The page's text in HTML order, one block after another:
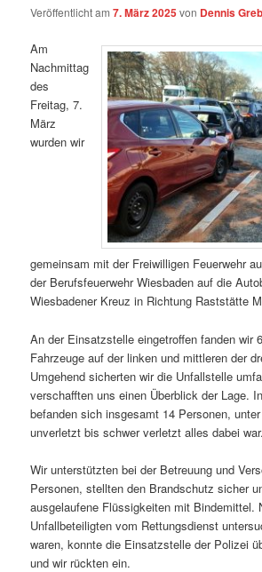
Veröffentlicht am7. März 2025von Dennis
Am
Nachmittag
des
Freitag, 7.
März
wurden wir
gemeinsam mit der Freiwilligen Feuerwehr
der Berufsfeuerwehr Wiesbaden auf die
Wiesbadener Kreuz in Richtung Raststätte
An der Einsatzstelle eingetroffen fanden wir
Fahrzeuge auf der linken und mittleren der
Umgehend sicherten wir die Unfallstelle
verschafften uns einen Überblick der Lage.
befanden sich insgesamt 14 Personen,
unverletzt bis schwer verletzt alles dabei war.
Wir unterstützten bei der Betreuung und
Personen, stellten den Brandschutz sicher
ausgelaufene Flüssigkeiten mit Bindemittel.
Unfallbeteiligten vom Rettungsdienst
waren, konnte die Einsatzstelle der Polizei
und wir rückten ein.